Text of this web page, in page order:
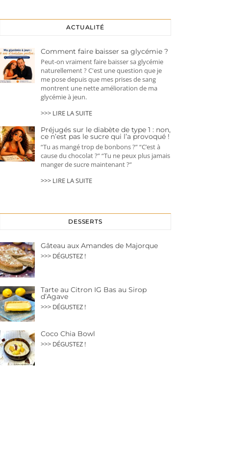
ACTUALITÉ
Comment faire baisser sa glycémie ?
Peut-on vraiment faire baisser sa glycémie
naturellement ? C'est une question que je
me pose depuis que mes prises de sang
montrent une nette amélioration de ma
glycémie à jeun.
>>> LIRE LA SUITE
Préjugés sur le diabète de type 1 : non,
ce n’est pas le sucre qui l’a provoqué !
“Tu as mangé trop de bonbons ?” “C’est à
cause du chocolat ?” “Tu ne peux plus jamais
manger de sucre maintenant ?”
>>> LIRE LA SUITE
DESSERTS
Gâteau aux Amandes de Majorque
>>> DÉGUSTEZ !
Tarte au Citron IG Bas au Sirop
d’Agave
>>> DÉGUSTEZ !
Coco Chia Bowl
>>> DÉGUSTEZ !